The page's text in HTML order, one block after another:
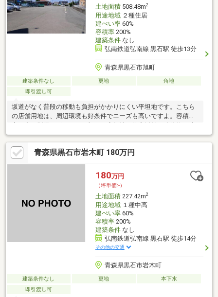
土地面積508.48m2
用途地域２種住居
建ぺい率60%
容積率200%
建築条件なし
弘南鉄道弘南線 黒石駅 徒歩13分
青森県黒石市旭町
建築条件なし 更地
角地
即引渡し可
坂道がなく普段の移動も負担がかかりにくい平坦地です。こちら
の店舗用地は、周辺環境も好条件でニーズも高いですよ。容積
率・高さ制限が緩いことに加え、店舗等の住宅以外の建築物も建
てることが可能な第二種住居地域です。土地購入をお考えの方に
イチオシの売地がこちらです。駅までは徒歩13分でアクセス可能
です。前面道路6m以上は確保しているので車の出し入れもラクラ
クです。土地面積は508.48㎡(公簿)です。
青森県黒石市岩木町 180万円
180万円
（坪単価:-）
土地面積227.42m2
用途地域１種中高
建ぺい率60%
容積率200%
建築条件なし
弘南鉄道弘南線 黒石駅 徒歩14分
その他の交通
青森県黒石市岩木町
建築条件なし 更地
本下水
即引渡し可